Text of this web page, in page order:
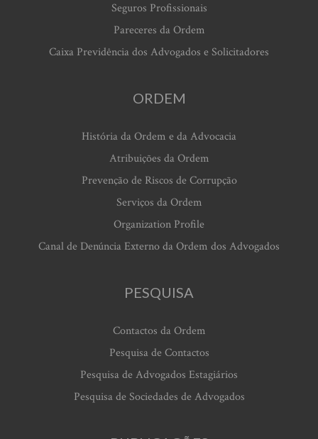
Seguros Profissionais
Pareceres da Ordem
Caixa Previdência dos Advogados e Solicitadores
ORDEM
História da Ordem e da Advocacia
Atribuições da Ordem
Prevenção de Riscos de Corrupção
Serviços da Ordem
Organization Profile
Canal de Denúncia Externo da Ordem dos Advogados
PESQUISA
Contactos da Ordem
Pesquisa de Contactos
Pesquisa de Advogados Estagiários
Pesquisa de Sociedades de Advogados